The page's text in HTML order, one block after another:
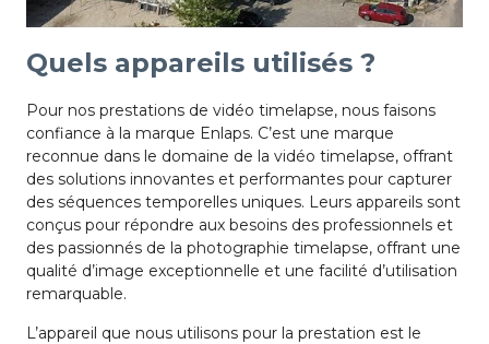
Quels appareils utilisés ?
Pour nos prestations de vidéo timelapse, nous faisons
confiance à la marque Enlaps. C’est une marque
reconnue dans le domaine de la vidéo timelapse, offrant
des solutions innovantes et performantes pour capturer
des séquences temporelles uniques. Leurs appareils sont
conçus pour répondre aux besoins des professionnels et
des passionnés de la photographie timelapse, offrant une
qualité d’image exceptionnelle et une facilité d’utilisation
remarquable.
L’appareil que nous utilisons pour la prestation est le